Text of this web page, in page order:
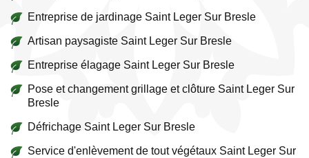
Entreprise de jardinage Saint Leger Sur Bresle
Artisan paysagiste Saint Leger Sur Bresle
Entreprise élagage Saint Leger Sur Bresle
Pose et changement grillage et clôture Saint Leger Sur
Bresle
Défrichage Saint Leger Sur Bresle
Service d'enlèvement de tout végétaux Saint Leger Sur